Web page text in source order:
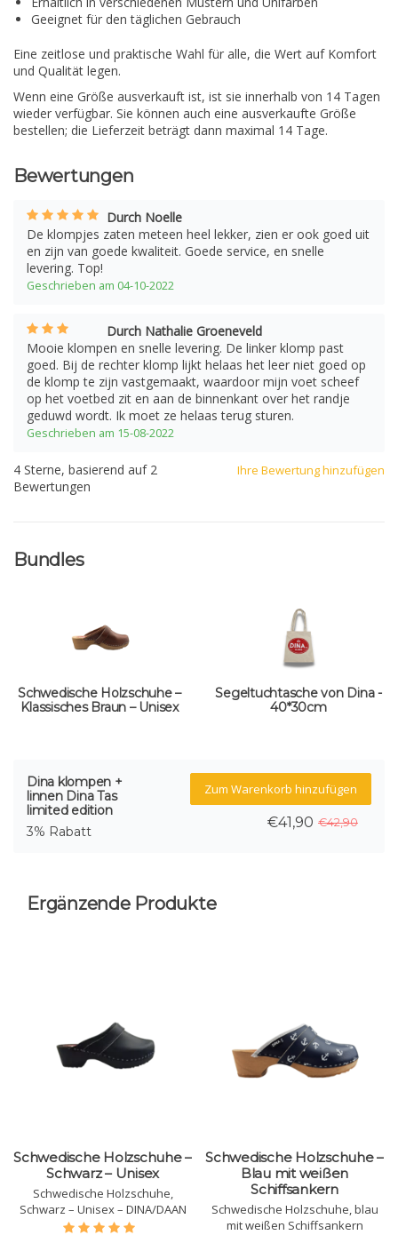
Geeignet für den täglichen Gebrauch
Eine zeitlose und praktische Wahl für alle, die Wert auf Komfort
und Qualität legen.
Wenn eine Größe ausverkauft ist, ist sie innerhalb von 14 Tagen
wieder verfügbar. Sie können auch eine ausverkaufte Größe
bestellen; die Lieferzeit beträgt dann maximal 14 Tage.
Bewertungen
Durch Noelle
De klompjes zaten meteen heel lekker, zien er ook goed uit
en zijn van goede kwaliteit. Goede service, en snelle
levering. Top!
Geschrieben am 04-10-2022
Durch Nathalie Groeneveld
Mooie klompen en snelle levering. De linker klomp past
goed. Bij de rechter klomp lijkt helaas het leer niet goed op
de klomp te zijn vastgemaakt, waardoor mijn voet scheef
op het voetbed zit en aan de binnenkant over het randje
geduwd wordt. Ik moet ze helaas terug sturen.
Geschrieben am 15-08-2022
Ihre Bewertung hinzufügen
4 Sterne, basierend auf 2
Bewertungen
Bundles
Schwedische Holzschuhe –
Klassisches Braun – Unisex
Segeltuchtasche von Dina -
40*30cm
Dina klompen +
linnen Dina Tas
limited edition
3% Rabatt
Zum Warenkorb hinzufügen
€42,90
€41,90
Ergänzende Produkte
Schwedische Holzschuhe –
Schwarz – Unisex
Schwedische Holzschuhe,
Schwarz – Unisex – DINA/DAAN
Schwedische Holzschuhe –
Blau mit weißen
Schiffsankern
Schwedische Holzschuhe, blau
mit weißen Schiffsankern